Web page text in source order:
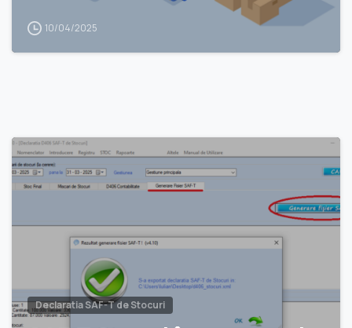
10/04/2025
Declaratia SAF-T de Stocuri